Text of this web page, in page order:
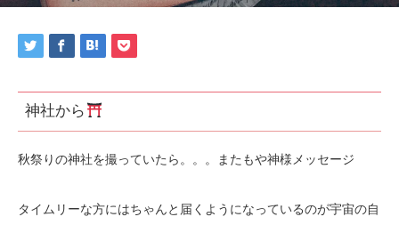
神社から
秋祭りの神社を撮っていたら。。。またもや神様メッセージ
タイムリーな方にはちゃんと届くようになっているのが宇宙の自